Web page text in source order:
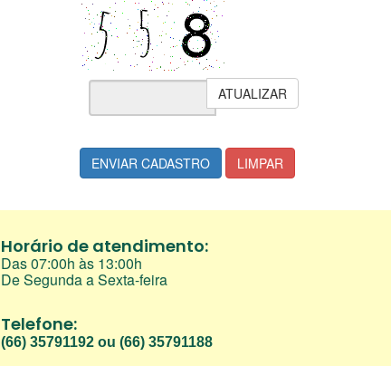
ATUALIZAR
ENVIAR CADASTRO LIMPAR
Horário de atendimento:
Das 07:00h às 13:00h
De Segunda a Sexta-feira
Telefone:
(66) 35791192 ou (66) 35791188